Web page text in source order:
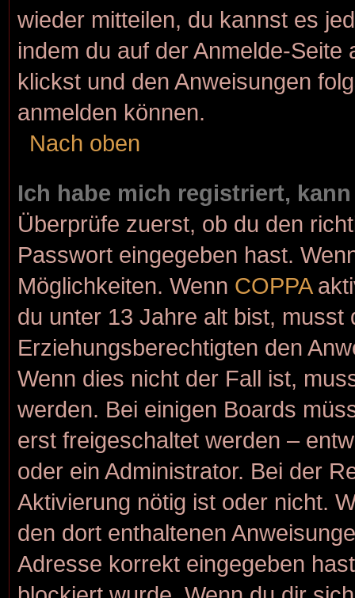
wieder mitteilen, du kannst es
indem du auf der Anmelde-Seite
klickst und den Anweisungen
anmelden können.
Nach oben
Ich habe mich registriert,
Überprüfe zuerst, ob du den
Passwort eingegeben hast.
Möglichkeiten. Wenn COPPA
du unter 13 Jahre alt bist,
Erziehungsberechtigten den
Wenn dies nicht der Fall ist,
werden. Bei einigen Boards
erst freigeschaltet werden –
oder ein Administrator. Bei der
Aktivierung nötig ist oder nicht.
den dort enthaltenen
Adresse korrekt eingegeben